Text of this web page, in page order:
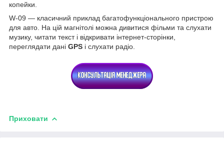
копейки.
W-09 — класичний приклад багатофункціонального пристрою
для авто. На цій магнітолі можна дивитися фільми та слухати
музику, читати текст і відкривати інтернет-сторінки,
переглядати дані GPS і слухати радіо.
Приховати